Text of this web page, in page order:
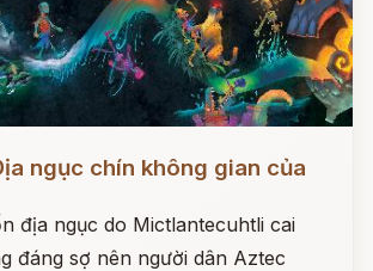
ngục chín không gian của
địa ngục do Mictlantecuhtli cai
đáng sợ nên người dân Aztec